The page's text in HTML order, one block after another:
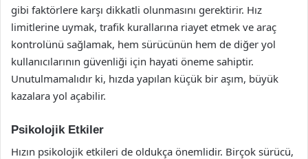
gibi faktörlere karşı dikkatli olunmasını gerektirir. Hız
limitlerine uymak, trafik kurallarına riayet etmek ve araç
kontrolünü sağlamak, hem sürücünün hem de diğer yol
kullanıcılarının güvenliği için hayati öneme sahiptir.
Unutulmamalıdır ki, hızda yapılan küçük bir aşım, büyük
kazalara yol açabilir.
Psikolojik Etkiler
Hızın psikolojik etkileri de oldukça önemlidir. Birçok sürücü,